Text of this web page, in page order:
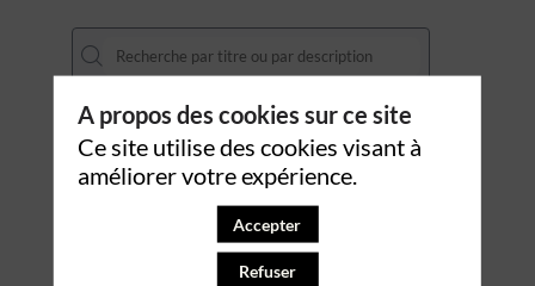
DATES
THÈMATIQUES
A propos des cookies sur ce site
Ce site utilise des cookies visant à
améliorer votre expérience.
Accepter
Refuser